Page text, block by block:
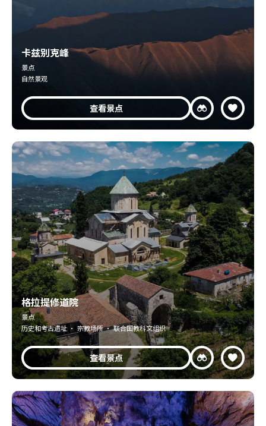
卡兹别克峰
景点
自然景观
查看景点
格拉提修道院
景点
历史和考古遗址 · 宗教场所 · 联合国教科文组织
查看景点